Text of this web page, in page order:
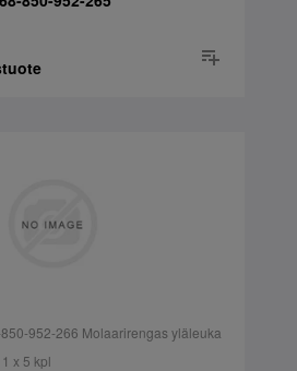
952-266 Molaarirengas yläleuka
x 5 kpl